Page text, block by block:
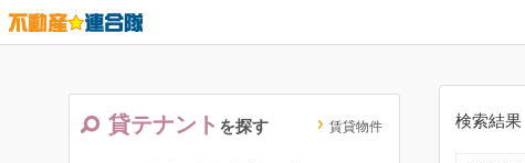
貸テナント を探す 賃貸物件 検索結果